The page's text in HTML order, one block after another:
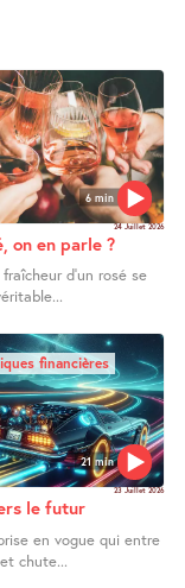
6 min
24 Juillet 2026
on en parle ?
d’un rosé se
21 min
financières
23 Juillet 2026
le futur
en vogue qui entre
chute...